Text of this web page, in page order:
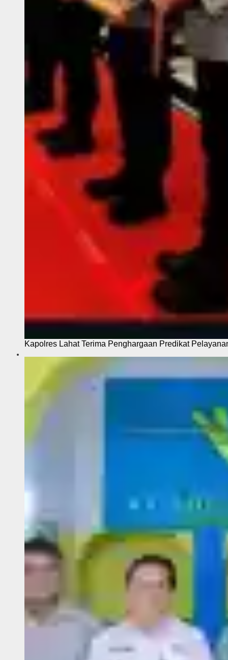
Kapolres Lahat Terima Penghargaan Predikat